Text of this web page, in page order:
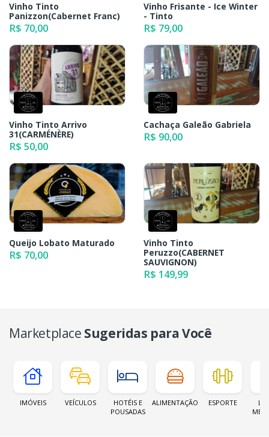
Vinho Tinto
Panizzon(Cabernet Franc)
R$ 70,00
Vinho Frisante - Ice Winter
- Tinto
R$ 79,00
Vinho Tinto Arrivo
31(CARMÉNÈRE)
R$ 50,00
Cachaça Galeão Gabriela
R$ 90,00
Queijo Lobato Maturado
R$ 70,00
Vinho Tinto
Peruzzo(CABERNET
SAUVIGNON)
R$ 149,99
Marketplace Sugeridas para Você
IMÓVEIS VEÍCULOS
HOTÉIS E
POUSADAS
ALIMENTAÇÃO ESPORTE